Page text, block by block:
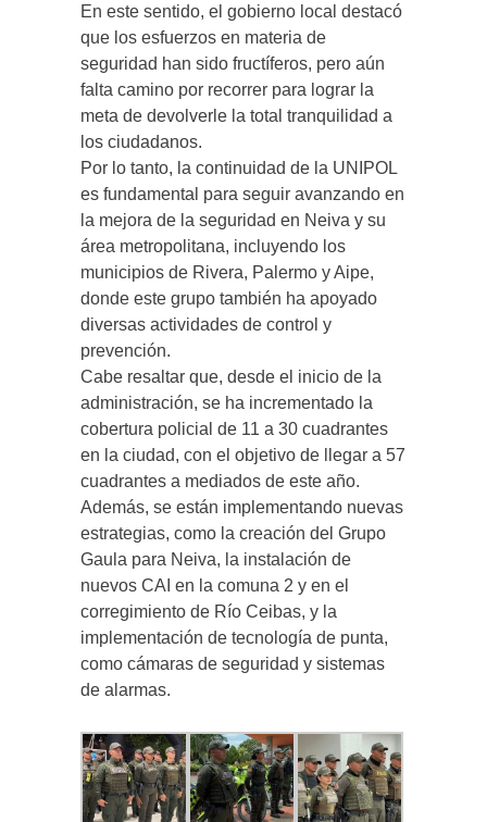
En este sentido, el gobierno local destacó
que los esfuerzos en materia de
seguridad han sido fructíferos, pero aún
falta camino por recorrer para lograr la
meta de devolverle la total tranquilidad a
los ciudadanos.
Por lo tanto, la continuidad de la UNIPOL
es fundamental para seguir avanzando en
la mejora de la seguridad en Neiva y su
área metropolitana, incluyendo los
municipios de Rivera, Palermo y Aipe,
donde este grupo también ha apoyado
diversas actividades de control y
prevención.
Cabe resaltar que, desde el inicio de la
administración, se ha incrementado la
cobertura policial de 11 a 30 cuadrantes
en la ciudad, con el objetivo de llegar a 57
cuadrantes a mediados de este año.
Además, se están implementando nuevas
estrategias, como la creación del Grupo
Gaula para Neiva, la instalación de
nuevos CAI en la comuna 2 y en el
corregimiento de Río Ceibas, y la
implementación de tecnología de punta,
como cámaras de seguridad y sistemas
de alarmas.